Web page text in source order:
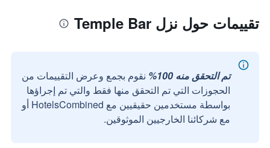
تقييمات حول نزل Temple Bar
تم التحقق منه 100%
نقوم بجمع وعرض التقييمات من
الحجوزات التي تم التحقق منها فقط والتي تم إجراؤها
بواسطة مستخدمين حقيقيين مع HotelsCombined أو
مع شركائنا الخارجيين الموثوقين.